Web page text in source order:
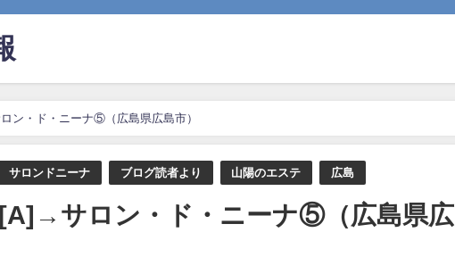
ン・ド・ニーナ⑤（広島県広島市）
サロンドニーナ ブログ読者より 山陽のエステ 広島
サロン・ド・ニーナ⑤（広島県広